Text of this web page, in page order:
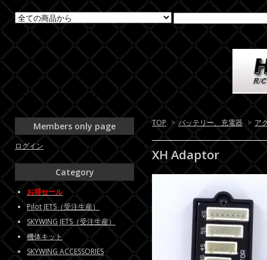
TOP > バッテリー、充電器 > ア
XH Adaptor
Members only page
ログイン
Category
お得セール
Pilot JETS（受注生産）
SKYWING JETS（受注生産）
機体キット
SKYWING ACCESSORIES